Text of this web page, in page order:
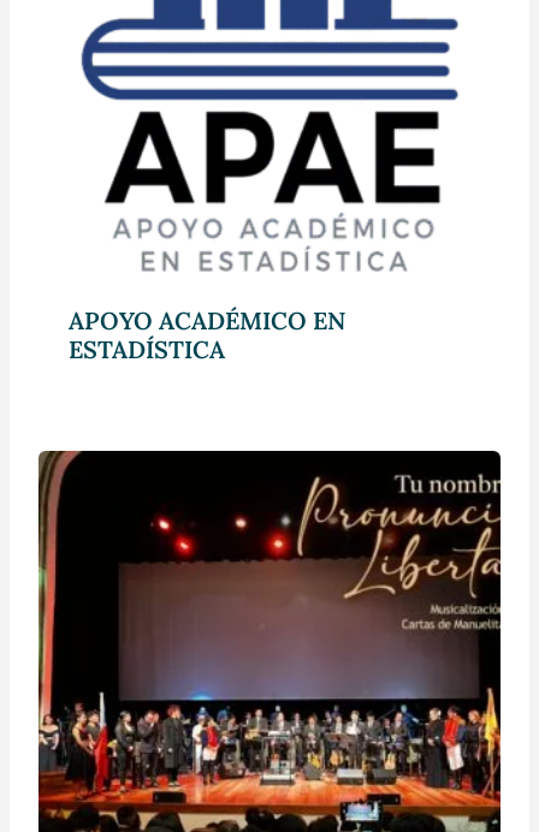
APOYO ACADÉMICO EN
ESTADÍSTICA